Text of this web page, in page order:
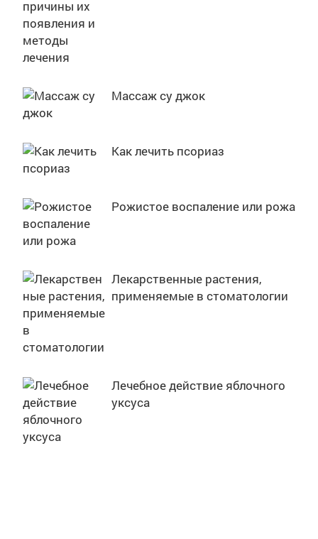
Массаж су джок
Как лечить псориаз
Рожистое воспаление или рожа
Лекарственные растения,
применяемые в стоматологии
Лечебное действие яблочного
уксуса